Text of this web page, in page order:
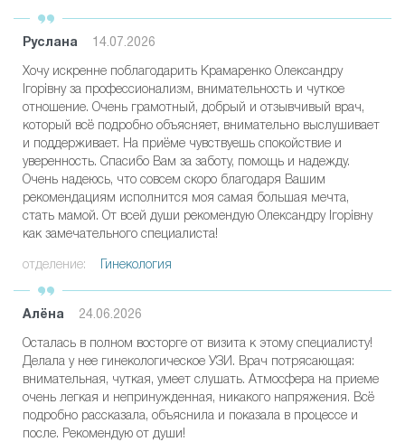
Руслана 14.07.2026
Хочу искренне поблагодарить Крамаренко Олександру
Ігорівну за профессионализм, внимательность и чуткое
отношение. Очень грамотный, добрый и отзывчивый врач,
который всё подробно объясняет, внимательно выслушивает
и поддерживает. На приёме чувствуешь спокойствие и
уверенность. Спасибо Вам за заботу, помощь и надежду.
Очень надеюсь, что совсем скоро благодаря Вашим
рекомендациям исполнится моя самая большая мечта,
стать мамой. От всей души рекомендую Олександру Ігорівну
как замечательного специалиста!
отделение: Гинекология
Алёна 24.06.2026
Осталась в полном восторге от визита к этому специалисту!
Делала у нее гинекологическое УЗИ. Врач потрясающая:
внимательная, чуткая, умеет слушать. Атмосфера на приеме
очень легкая и непринужденная, никакого напряжения. Всё
подробно рассказала, объяснила и показала в процессе и
после. Рекомендую от души!